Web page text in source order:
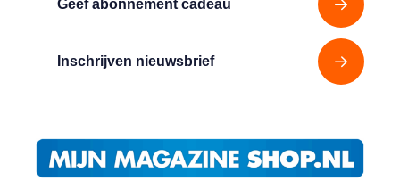
Geef abonnement cadeau
Inschrijven nieuwsbrief